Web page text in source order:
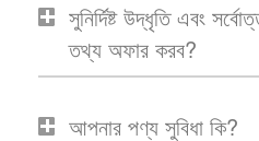
সুনির্দিষ্ট উদ্ধৃতি এবং
তথ্য অফার করব?
আপনার পণ্য সুবিধা কি?